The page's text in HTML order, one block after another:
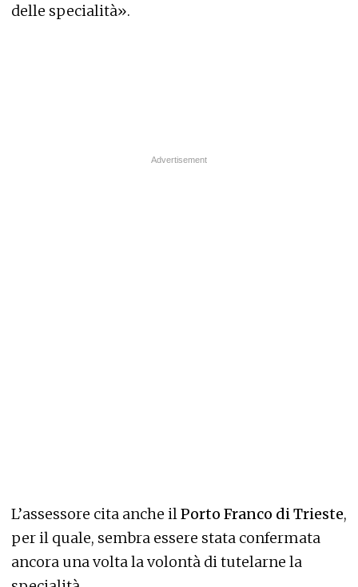
delle specialità».
L’assessore cita anche ilPorto Franco di Trieste,
per il quale, sembra essere stata confermata
ancora una volta la volontà di tutelarne la